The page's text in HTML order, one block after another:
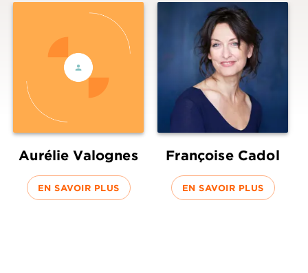
Aurélie Valognes
EN SAVOIR PLUS
Françoise Cadol
EN SAVOIR PLUS